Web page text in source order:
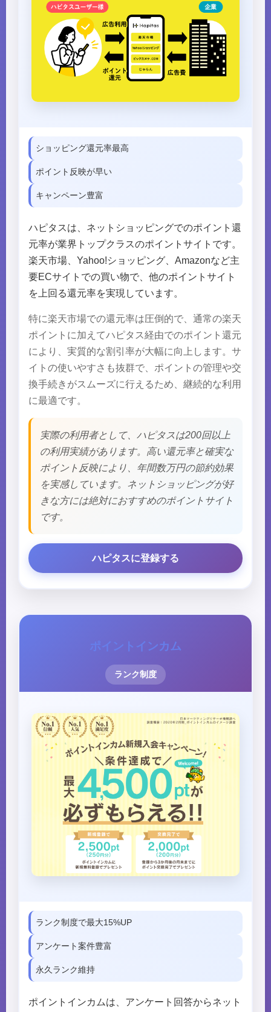
ショッピング還元率最高
ポイント反映が早い
キャンペーン豊富
ハピタスは、ネットショッピングでのポイント還
元率が業界トップクラスのポイントサイトです。
楽天市場、Yahoo!ショッピング、Amazonなど主
要ECサイトでの買い物で、他のポイントサイト
を上回る還元率を実現しています。
特に楽天市場での還元率は圧倒的で、通常の楽天
ポイントに加えてハピタス経由でのポイント還元
により、実質的な割引率が大幅に向上します。サ
イトの使いやすさも抜群で、ポイントの管理や交
換手続きがスムーズに行えるため、継続的な利用
に最適です。
実際の利用者として、ハピタスは200回以上
の利用実績があります。高い還元率と確実な
ポイント反映により、年間数万円の節約効果
を実感しています。ネットショッピングが好
きな方には絶対におすすめのポイントサイト
です。
ハピタスに登録する
ポイントインカム
ランク制度
ランク制度で最大15%UP
アンケート案件豊富
永久ランク維持
ポイントインカムは、アンケート回答からネット